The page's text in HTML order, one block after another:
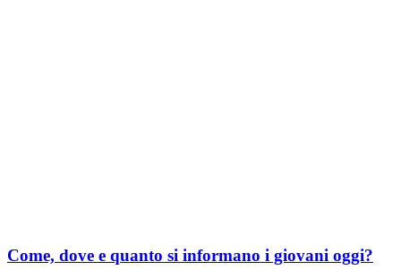
Come, dove e quanto si informano i giovani oggi?